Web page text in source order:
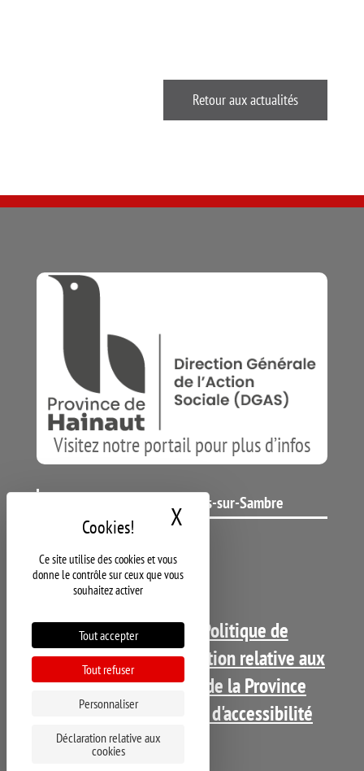
Ce site utilise des cookies et vous
donne le contrôle sur ceux que vous
souhaitez activer
Tout accepter
Tout refuser
Personnaliser
Déclaration relative aux
cookies
X Masquer le bandeau
Retour aux actualités
Visitez notre portail pour plus d’infos
Ecole Clinique Montignies-sur-Sambre
Copyright 2021 - DGSI |
Politique de
confidentialité-Déclaration relative aux
cookies|Visitez le site de la Province
de Hainaut|Déclaration d'accessibilité